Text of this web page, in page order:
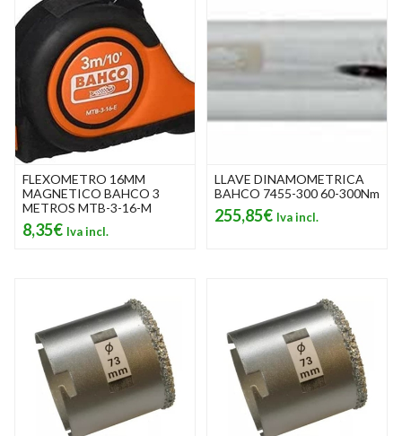
FLEXOMETRO 16MM
MAGNETICO BAHCO 3
METROS MTB-3-16-M
8,35€
LLAVE DINAMOMETRICA
BAHCO 7455-300 60-300Nm
255,85€